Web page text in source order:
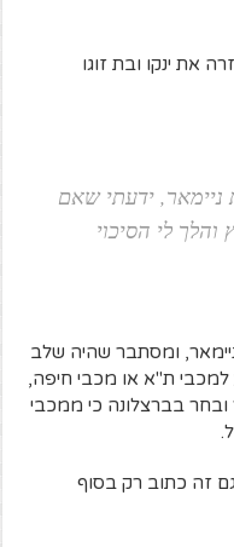
את ינקו ובת זוגו
ניימאר, ידעתי שאם
לי הסיכוי
ומסתבר שהיה שלב
ת"א או מכבי חיפה,
ובחר בברצלונה כי ממכבי
זה כתוב רק בסוף